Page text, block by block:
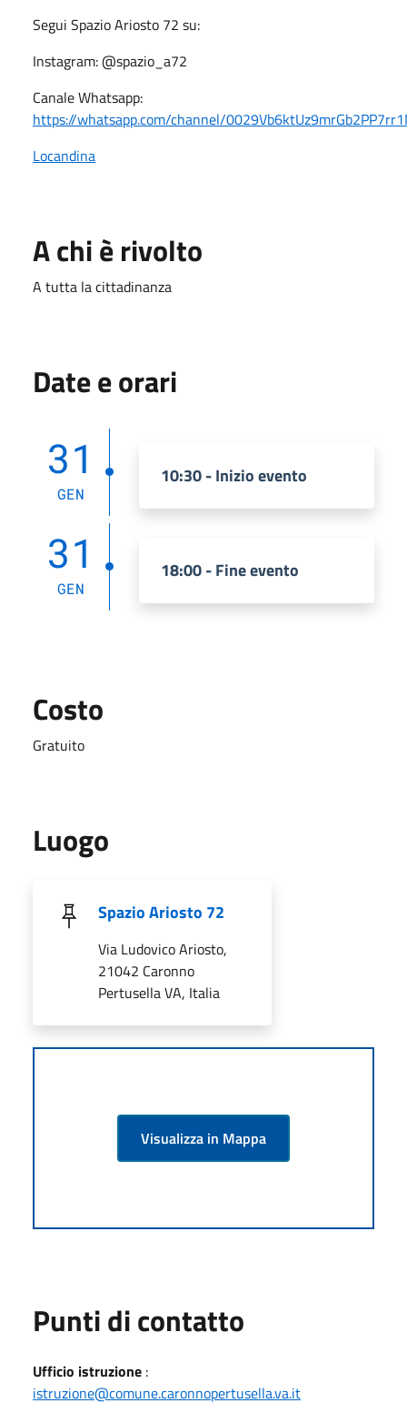
Segui Spazio Ariosto 72 su:
Instagram: @spazio_a72
Canale Whatsapp:
https://whatsapp.com/channel/
Locandina
A chi è rivolto
A tutta la cittadinanza
Date e orari
31
GEN
10:30 - Inizio evento
31
GEN
18:00 - Fine evento
Costo
Gratuito
Luogo
Spazio Ariosto 72
Via Ludovico Ariosto,
21042 Caronno
Pertusella VA, Italia
Visualizza in Mappa
Punti di contatto
Ufficio istruzione :
istruzione@comune.caronnopertusella.va.it